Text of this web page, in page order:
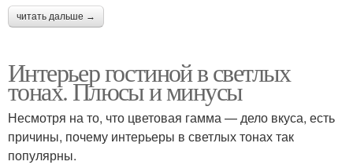
читать дальше →
Интерьер гостиной в светлых
тонах. Плюсы и минусы
Несмотря на то, что цветовая гамма — дело вкуса, есть
причины, почему интерьеры в светлых тонах так
популярны.